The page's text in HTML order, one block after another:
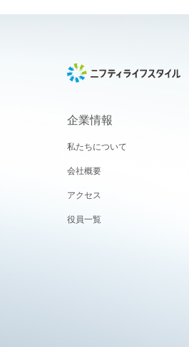
企業情報
私たちについて
会社概要
アクセス
役員一覧